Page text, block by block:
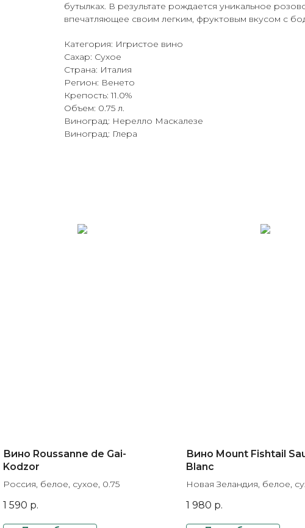
бутылках. В результате рождается уникальное
впечатляющее своим легким, фруктовым вкусом с
Категория: Игристое вино
Сахар: Сухое
Страна: Италия
Регион: Венето
Крепость: 11.0%
Объем: 0.75 л.
Виноград: Нерелло Маскалезе
Виноград: Глера
Вино Roussanne de Gai-
Kodzor
Россия, белое, сухое, 0.75
1 590 р.
Вино Mount Fishtail
Blanc
Новая Зеландия, белое,
1 980 р.